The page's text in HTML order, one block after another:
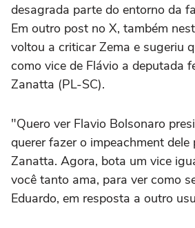
desagrada parte do entorno da
Em outro post no X, também
voltou a criticar Zema e sugeriu
como vice de Flávio a deputada
Zanatta (PL-SC).
"Quero ver Flavio Bolsonaro
querer fazer o impeachment dele
Zanatta. Agora, bota um vice
você tanto ama, para ver como
Eduardo, em resposta a outro